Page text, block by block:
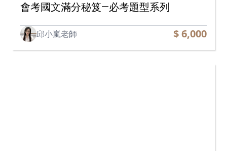
會考國文滿分秘笈—必考題型系列
邱小嵐老師 $ 6,000